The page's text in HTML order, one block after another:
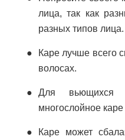
лица, так как
разных типов лица.
Каре лучше всего
волосах.
Для вьющихся
многослойное
Каре может